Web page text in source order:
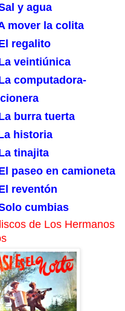
y agua
mover la colita
regalito
veintiúnica
computadora-
burra tuerta
historia
tinajita
paseo en camioneta
reventón
cumbias
de Los Hermanos